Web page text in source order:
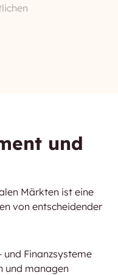
und
Märkten ist eine
von entscheidender
Finanzsysteme
und managen